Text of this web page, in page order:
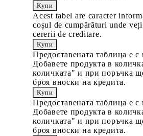
Acest tabel are caracter
coșul de cumpărături unde
cererii de creditare.
Предоставената таблица е
Добавете продукта в
количката" и при поръчка
броя вноски на кредита.
Предоставената таблица е
Добавете продукта в
количката" и при поръчка
броя вноски на кредита.